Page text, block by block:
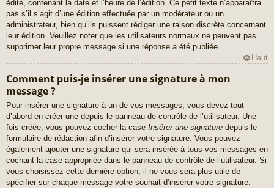
édité, contenant la date et l’heure de l’édition. Ce petit texte n’apparaîtra
pas s’il s’agit d’une édition effectuée par un modérateur ou un
administrateur, bien qu’ils puissent rédiger une raison discrète concernant
leur édition. Veuillez noter que les utilisateurs normaux ne peuvent pas
supprimer leur propre message si une réponse a été publiée.
Haut
Comment puis-je insérer une signature à mon
message ?
Pour insérer une signature à un de vos messages, vous devez tout
d’abord en créer une depuis le panneau de contrôle de l’utilisateur. Une
fois créée, vous pouvez cocher la case Insérer une signature depuis le
formulaire de rédaction afin d’insérer votre signature. Vous pouvez
également ajouter une signature qui sera insérée à tous vos messages en
cochant la case appropriée dans le panneau de contrôle de l’utilisateur. Si
vous choisissez cette dernière option, il ne vous sera plus utile de
spécifier sur chaque message votre souhait d’insérer votre signature.